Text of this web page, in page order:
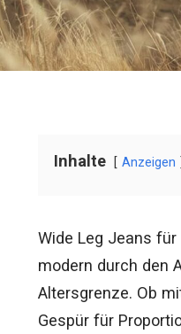
Inhalte Anzeigen
Wide Leg Jeans
modern durch den
Altersgrenze. Ob
Gespür für